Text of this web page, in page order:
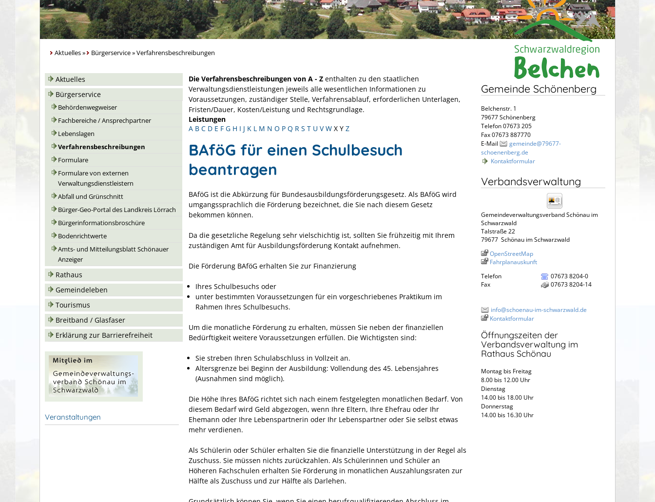
Aktuelles» Bürgerservice»Verfahrensbeschreibungen
Aktuelles
Bürgerservice
Behördenwegweiser
Fachbereiche / Ansprechpartner
Lebenslagen
Verfahrensbeschreibungen
Formulare
Formulare von externen
Verwaltungsdienstleistern
Abfall und Grünschnitt
Bürger-Geo-Portal des Landkreis Lörrach
Bürgerinformationsbroschüre
Bodenrichtwerte
Amts- und Mitteilungsblatt Schönauer
Anzeiger
Rathaus
Gemeindeleben
Tourismus
Breitband / Glasfaser
Erklärung zur Barrierefreiheit
Veranstaltungen
Die Verfahrensbeschreibungen von A - Z enthalten zu den staatlichen
Verwaltungsdienstleistungen jeweils alle wesentlichen Informationen zu
Voraussetzungen, zuständiger Stelle, Verfahrensablauf, erforderlichen Unterlagen,
Fristen/Dauer, Kosten/Leistung und Rechtsgrundlage.
Leistungen
A B C D E F G H I J K L M N O P Q R S T U V W X Y Z
BAföG für einen Schulbesuch
beantragen
BAföG ist die Abkürzung für Bundesausbildungsförderungsgesetz. Als BAföG wird
umgangssprachlich die Förderung bezeichnet, die Sie nach diesem Gesetz
bekommen können.
Da die gesetzliche Regelung sehr vielschichtig ist, sollten Sie frühzeitig mit Ihrem
zuständigen Amt für Ausbildungsförderung Kontakt aufnehmen.
Die Förderung BAföG erhalten Sie zur Finanzierung
Ihres Schulbesuchs oder
unter bestimmten Voraussetzungen für ein vorgeschriebenes Praktikum im
Rahmen Ihres Schulbesuchs.
Um die monatliche Förderung zu erhalten, müssen Sie neben der finanziellen
Bedürftigkeit weitere Voraussetzungen erfüllen. Die Wichtigsten sind:
Sie streben Ihren Schulabschluss in Vollzeit an.
Altersgrenze bei Beginn der Ausbildung: Vollendung des 45. Lebensjahres
(Ausnahmen sind möglich).
Die Höhe Ihres BAföG richtet sich nach einem festgelegten monatlichen Bedarf. Von
diesem Bedarf wird Geld abgezogen, wenn Ihre Eltern, Ihre Ehefrau oder Ihr
Ehemann oder Ihre Lebenspartnerin oder Ihr Lebenspartner oder Sie selbst etwas
mehr verdienen.
Als Schülerin oder Schüler erhalten Sie die finanzielle Unterstützung in der Regel als
Zuschuss. Sie müssen nichts zurückzahlen. Als Schülerinnen und Schüler an
Höheren Fachschulen erhalten Sie Förderung in monatlichen Auszahlungsraten zur
Hälfte als Zuschuss und zur Hälfte als Darlehen.
Gemeinde Schönenberg
Belchenstr. 1
79677 Schönenberg
Telefon 07673 205
Fax 07673 887770
E-Mail
gemeinde@79677-
schoenenberg.de
Kontaktformular
Verbandsverwaltung
Gemeindeverwaltungsverband Schönau im
Schwarzwald
Talstraße 22
79677 Schönau im Schwarzwald
OpenStreetMap
Fahrplanauskunft
Telefon
07673 8204-0
Fax
07673 8204-14
info@schoenau-im-schwarzwald.de
Kontaktformular
Öffnungszeiten der
Verbandsverwaltung im
Rathaus Schönau
Montag bis Freitag
8.00 bis 12.00 Uhr
Dienstag
14.00 bis 18.00 Uhr
Donnerstag
14.00 bis 16.30 Uhr